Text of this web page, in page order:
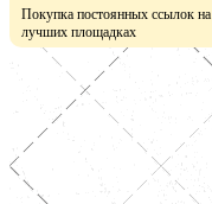
Покупка постоянных ссылок на
лучших площадках